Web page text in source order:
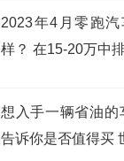
2023年4月零跑
样？ 在15-20万中
想入手一辆省油
告诉你是否值得买